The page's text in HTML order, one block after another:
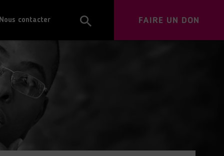
Nous contacter FAIRE UN DON